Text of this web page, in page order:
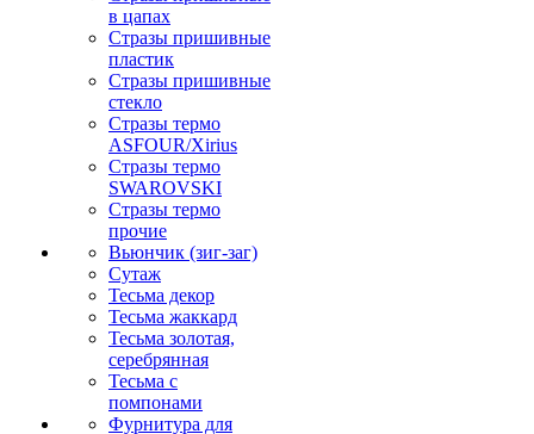
в цапах
Стразы пришивные
пластик
Стразы пришивные
стекло
Стразы термо
ASFOUR/Xirius
Стразы термо
SWAROVSKI
Стразы термо
прочие
Вьюнчик (зиг-заг)
Сутаж
Тесьма декор
Тесьма жаккард
Тесьма золотая,
серебрянная
Тесьма с
помпонами
Фурнитура для